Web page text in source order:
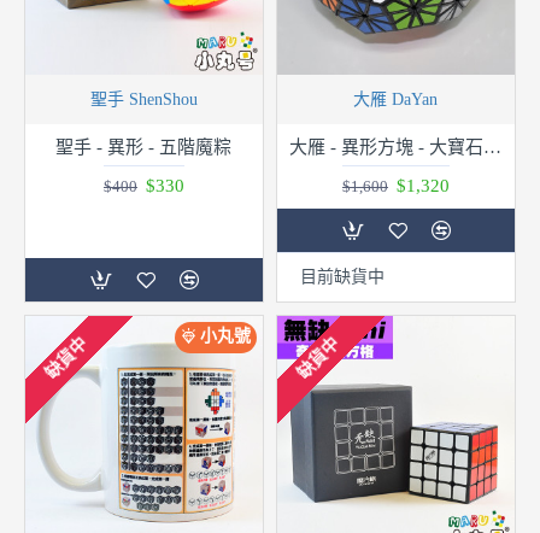
聖手 ShenShou
聖手 - 異形 - 五階魔粽
$330
$400
大雁 DaYan
大雁 - 異形方塊 - 大寶石六代
$1,320
$1,600
目前缺貨中
小丸號
缺貨中 缺貨中